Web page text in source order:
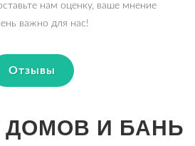
нам оценку, ваше мнение
важно для нас!
Отзывы
ДОМОВ И БАНЬ